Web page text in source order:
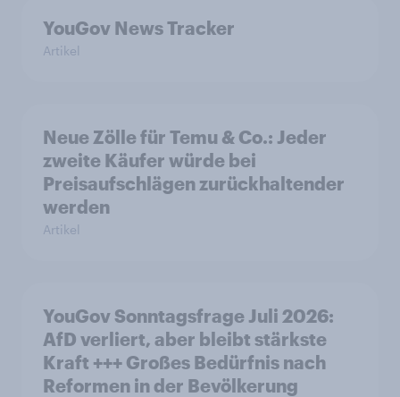
YouGov News Tracker
Artikel
Neue Zölle für Temu & Co.: Jeder
zweite Käufer würde bei
Preisaufschlägen zurückhaltender
werden
Artikel
YouGov Sonntagsfrage Juli 2026:
AfD verliert, aber bleibt stärkste
Kraft +++ Großes Bedürfnis nach
Reformen in der Bevölkerung